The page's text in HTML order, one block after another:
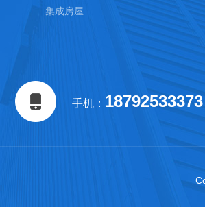
集成房屋
手机： 18792533373